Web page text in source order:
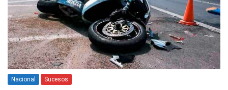
Nacional Sucesos